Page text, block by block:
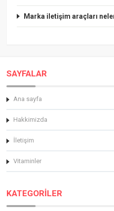
Marka iletişim araçları
SAYFALAR
Ana sayfa
Hakkimizda
İletişim
Vitaminler
KATEGORİLER